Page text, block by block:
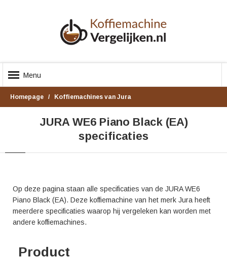
Menu
Homepage Koffiemachines van Jura
JURA WE6 Piano Black (EA)
specificaties
Op deze pagina staan alle specificaties van de JURA WE6
Piano Black (EA). Deze koffiemachine van het merk Jura heeft
meerdere specificaties waarop hij vergeleken kan worden met
andere koffiemachines.
Product